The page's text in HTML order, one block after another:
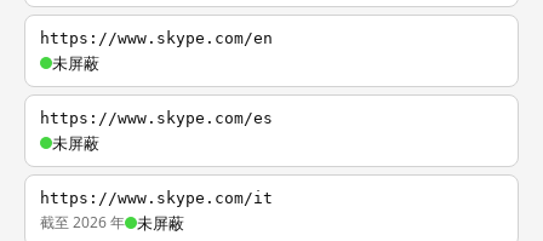
https://www.skype.com/en
未屏蔽
https://www.skype.com/es
未屏蔽
https://www.skype.com/it
截至 2026 年 未屏蔽